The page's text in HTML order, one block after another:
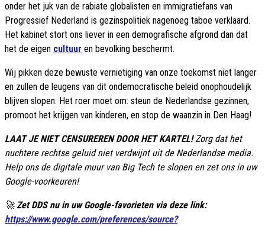
onder het juk van de rabiate globalisten en immigratiefans van
Progressief Nederland is gezinspolitiek nagenoeg taboe verklaard.
Het kabinet stort ons liever in een demografische afgrond dan dat
het de eigen cultuur en bevolking beschermt.
Wij pikken deze bewuste vernietiging van onze toekomst niet langer
en zullen de leugens van dit ondemocratische beleid onophoudelijk
blijven slopen. Het roer moet om: steun de Nederlandse gezinnen,
promoot het krijgen van kinderen, en stop de waanzin in Den Haag!
LAAT JE NIET CENSUREREN DOOR HET KARTEL!Zorg dat het
nuchtere rechtse geluid niet verdwijnt uit de Nederlandse media.
Help ons de digitale muur van Big Tech te slopen en zet ons in uw
Google-voorkeuren!
🚀Zet DDS nu in uw Google-favorieten via deze link:
https://www.google.com/preferences/source?